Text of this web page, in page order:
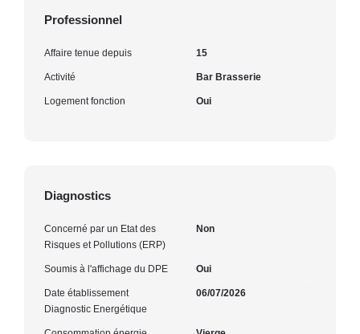
Professionnel
Affaire tenue depuis 15
Activité Bar Brasserie
Logement fonction Oui
Diagnostics
Concerné par un Etat des
Risques et Pollutions (ERP)
Non
Soumis à l'affichage du DPE Oui
Date établissement
Diagnostic Energétique
06/07/2026